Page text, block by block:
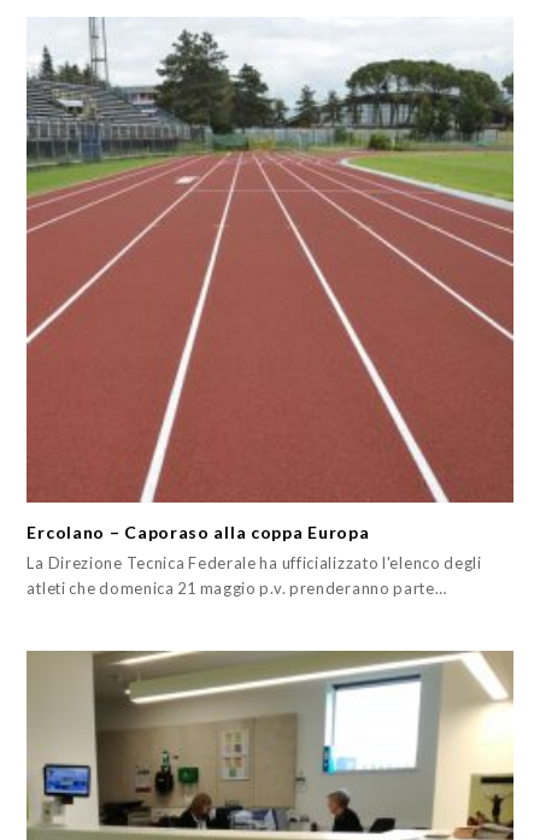
Ercolano – Caporaso alla coppa Europa
La Direzione Tecnica Federale ha ufficializzato l'elenco degli
atleti che domenica 21 maggio p.v. prenderanno parte…